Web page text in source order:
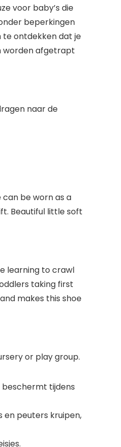
voor baby’s die
beperkingen
te ontdekken dat je
worden afgetrapt
naar de
be worn as a
Beautiful little soft
learning to crawl
taking first
makes this shoe
or play group.
beschermt tijdens
en peuters kruipen,